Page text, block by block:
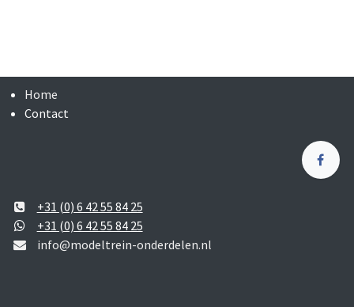
Home
Contact
+31 (0) 6 42 55 84 25
+31 (0) 6 42 55 84 25
info@modeltrein-onderdelen.nl